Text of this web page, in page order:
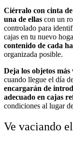
Ciérralo con cinta
una de ellas con un
controlado para
cajas en tu nuevo
contenido de cada
organizada posible.
Deja los objetos
cuando llegue el día
encargarán de
adecuado en cajas
condiciones al lugar
Ve vaciando